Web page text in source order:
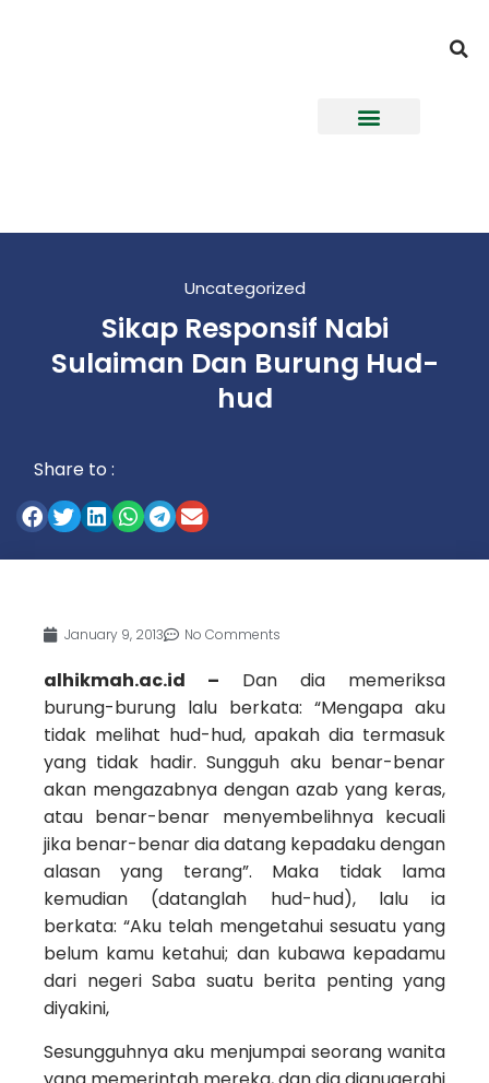
Uncategorized
Sikap Responsif Nabi
Sulaiman Dan Burung Hud-
hud
Share to :
January 9, 2013 No Comments
alhikmah.ac.id – Dan dia memeriksa
burung-burung lalu berkata: “Mengapa aku
tidak melihat hud-hud, apakah dia termasuk
yang tidak hadir. Sungguh aku benar-benar
akan mengazabnya dengan azab yang keras,
atau benar-benar menyembelihnya kecuali
jika benar-benar dia datang kepadaku dengan
alasan yang terang”. Maka tidak lama
kemudian (datanglah hud-hud), lalu ia
berkata: “Aku telah mengetahui sesuatu yang
belum kamu ketahui; dan kubawa kepadamu
dari negeri Saba suatu berita penting yang
diyakini,
Sesungguhnya aku menjumpai seorang wanita